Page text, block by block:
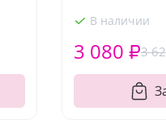
В наличии
3
3 080 ₽